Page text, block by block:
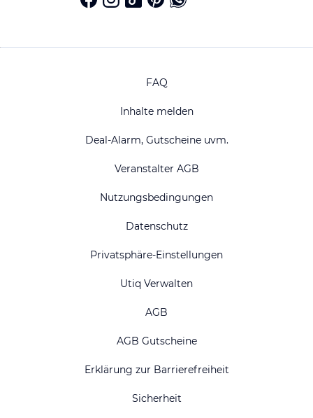
FAQ
Inhalte melden
Deal-Alarm, Gutscheine uvm.
Veranstalter AGB
Nutzungsbedingungen
Datenschutz
Privatsphäre-Einstellungen
Utiq Verwalten
AGB
AGB Gutscheine
Erklärung zur Barrierefreiheit
Sicherheit